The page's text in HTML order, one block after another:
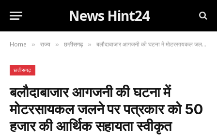
News Hint24
Home » राज्य » छत्तीसगढ़ » बलौदाबाजार आगजनी की घटना में मोटरसायकल जलने पर पत्रकार को 50 हजार की आर्थिक सहायता स्वीकृत
छत्तीसगढ़
बलौदाबाजार आगजनी की घटना में
मोटरसायकल जलने पर पत्रकार को 50
हजार की आर्थिक सहायता स्वीकृत